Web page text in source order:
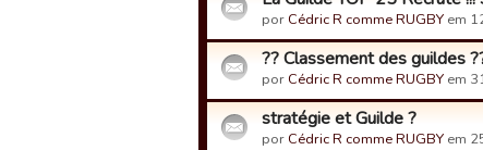
por Cédric R comme RUGBY em
?? Classement des guildes
por Cédric R comme RUGBY em
stratégie et Guilde ?
por Cédric R comme RUGBY em